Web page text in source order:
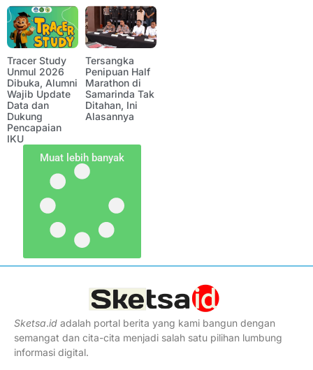
Tracer Study
Unmul 2026
Dibuka, Alumni
Wajib Update
Data dan
Dukung
Pencapaian
IKU
Tersangka
Penipuan Half
Marathon di
Samarinda Tak
Ditahan, Ini
Alasannya
Muat lebih banyak
Sketsa.id adalah portal berita yang kami bangun dengan
semangat dan cita-cita menjadi salah satu pilihan lumbung
informasi digital.